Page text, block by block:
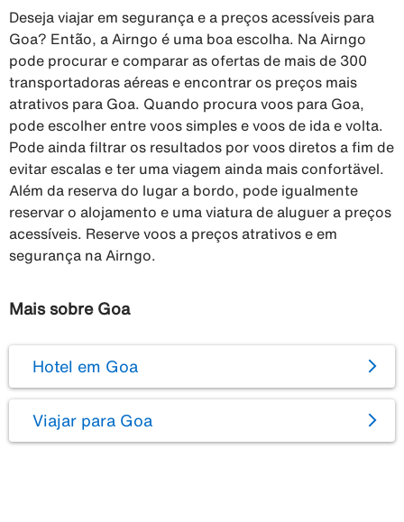
Deseja viajar em segurança e a preços acessíveis para
Goa? Então, a Airngo é uma boa escolha. Na Airngo
pode procurar e comparar as ofertas de mais de 300
transportadoras aéreas e encontrar os preços mais
atrativos para Goa. Quando procura voos para Goa,
pode escolher entre voos simples e voos de ida e volta.
Pode ainda filtrar os resultados por voos diretos a fim de
evitar escalas e ter uma viagem ainda mais confortävel.
Além da reserva do lugar a bordo, pode igualmente
reservar o alojamento e uma viatura de aluguer a preços
acessíveis. Reserve voos a preços atrativos e em
segurança na Airngo.
Mais sobre Goa
Hotel em Goa
Viajar para Goa